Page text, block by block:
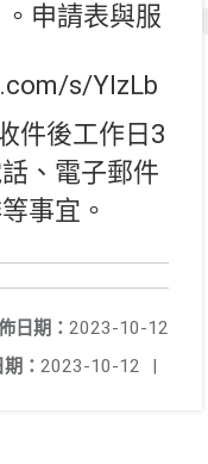
申請表與服
s/YlzLb
件後工作日3
、電子郵件
事宜。
日期： 2023-10-12
： 2023-10-12 |